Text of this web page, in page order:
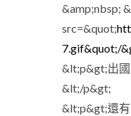
&amp;nbsp;
src=&quot;
7.gif&quot;/
&lt;p&gt;出
&lt;/p&gt;
&lt;p&gt;還